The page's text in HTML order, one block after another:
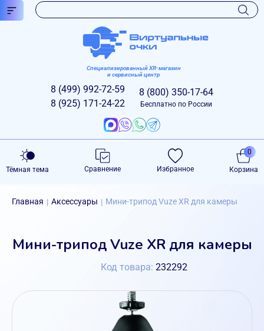
Специализированный XR-магазин
и сервисный центр
8 (499) 992-72-59
8 (925) 171-24-22
8 (800) 350-17-64
Бесплатно по России
Тёмная тема Сравнение Избранное Корзина
0
Главная | Аксессуары | Мини-трипод Vuze XR для камеры
Мини-трипод Vuze XR для камеры
Код товара: 232292